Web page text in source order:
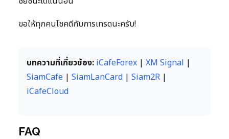
ขอให้ทุกคนโชคดีกับการเทรดนะครับ!
บทความที่เกี่ยวข้อง: iCafeForex | XM Signal |
SiamCafe | SiamLanCard | Siam2R |
iCafeCloud
FAQ